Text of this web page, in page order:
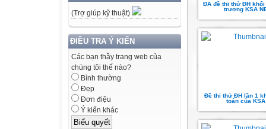
(Trợ giúp kỹ thuật)
ĐIỀU TRA Ý KIẾN
Các bạn thầy trang web của
chúng tôi thế nào?
Bình thường
Đẹp
Đơn điệu
Ý kiến khác
ĐA đề thi thử ĐH khối
trương KSA
Đề thi thử ĐH lần 1
toán của KSA